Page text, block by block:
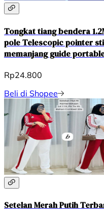
Tongkat tiang bendera
pole Telescopic pointer
memanjang guide
Rp24.800
Beli di Shopee
Setelan Merah Putih